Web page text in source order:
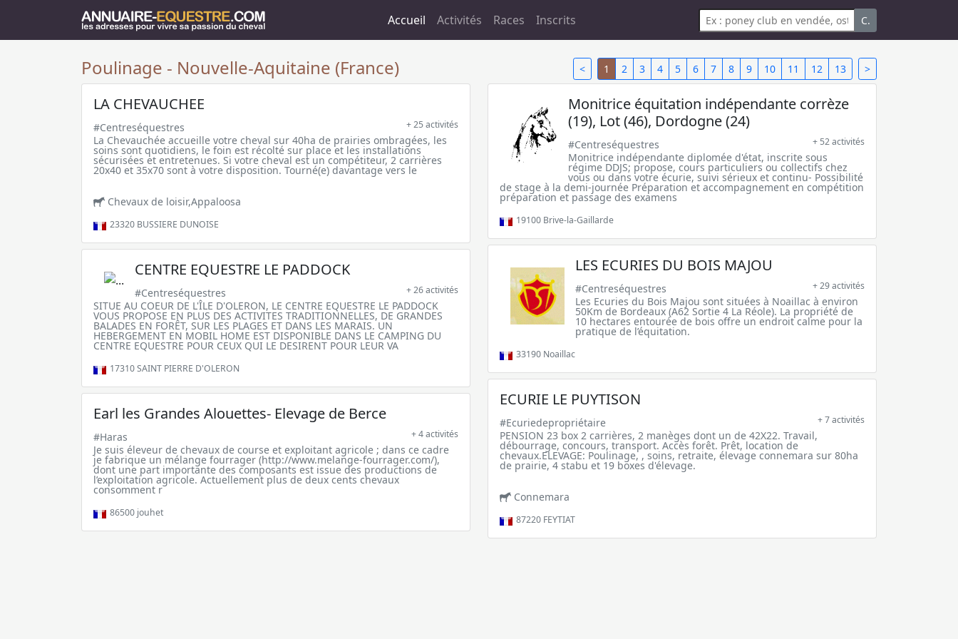
Accueil Activités Races Inscrits C.
< 1 2 3 4 5 6 7 8 9 10 11 12 13 >
Poulinage - Nouvelle-Aquitaine (France)
LA CHEVAUCHEE
#Centreséquestres + 25 activités
La Chevauchée accueille votre cheval sur 40ha de prairies ombragées, les
soins sont quotidiens, le foin est récolté sur place et les installations
sécurisées et entretenues. Si votre cheval est un compétiteur, 2 carrières
20x40 et 35x70 sont à votre disposition. Tourné(e) davantage vers le
Chevaux de loisir,Appaloosa
23320 BUSSIERE DUNOISE
Monitrice équitation indépendante corrèze
(19), Lot (46), Dordogne (24)
#Centreséquestres + 52 activités
Monitrice indépendante diplomée d'état, inscrite sous
régime DDJS; propose, cours particuliers ou collectifs chez
vous ou dans votre écurie, suivi sérieux et continu- Possibilité
de stage à la demi-journée Préparation et accompagnement en compétition
préparation et passage des examens
19100 Brive-la-Gaillarde
LES ECURIES DU BOIS MAJOU
#Centreséquestres + 29 activités
Les Ecuries du Bois Majou sont situées à Noaillac à environ
50Km de Bordeaux (A62 Sortie 4 La Réole). La propriété de
10 hectares entourée de bois offre un endroit calme pour la
pratique de l’équitation.
33190 Noaillac
CENTRE EQUESTRE LE PADDOCK
#Centreséquestres + 26 activités
SITUE AU COEUR DE L'ÎLE D'OLERON, LE CENTRE EQUESTRE LE PADDOCK
VOUS PROPOSE EN PLUS DES ACTIVITES TRADITIONNELLES, DE GRANDES
BALADES EN FORÊT, SUR LES PLAGES ET DANS LES MARAIS. UN
HEBERGEMENT EN MOBIL HOME EST DISPONIBLE DANS LE CAMPING DU
CENTRE EQUESTRE POUR CEUX QUI LE DESIRENT POUR LEUR VA
17310SAINT PIERRE D'OLERON
ECURIE LE PUYTISON
#Ecuriedepropriétaire + 7 activités
PENSION 23 box 2 carrières, 2 manèges dont un de 42X22. Travail,
débourrage, concours, transport. Accès forêt. Prêt, location de
chevaux.ELEVAGE: Poulinage, , soins, retraite, élevage connemara sur 80ha
de prairie, 4 stabu et 19 boxes d'élevage.
Connemara
87220 FEYTIAT
Earl les Grandes Alouettes- Elevage de Berce
#Haras + 4 activités
Je suis éleveur de chevaux de course et exploitant agricole ; dans ce cadre
je fabrique un mélange fourrager (http://www.melange-fourrager.com/),
dont une part importante des composants est issue des productions de
l’exploitation agricole. Actuellement plus de deux cents chevaux
consomment r
86500 jouhet